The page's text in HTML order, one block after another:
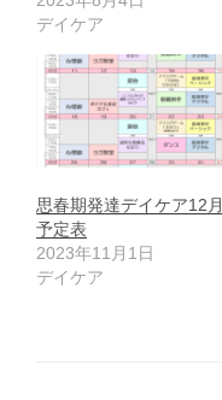
デイケア
思春期発達デイケア12月
予定表
2023年11月1日
デイケア